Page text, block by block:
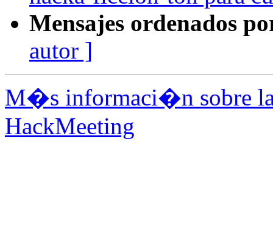
Mensajes ordenados
autor ]
M�s informaci�n sobre
HackMeeting